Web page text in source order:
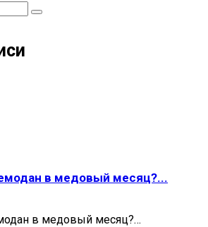
в медовый месяц?...
в медовый месяц?…